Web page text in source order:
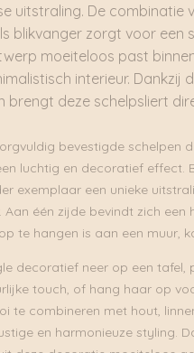
uitstraling. De combinatie
blikvanger zorgt voor een
moeiteloos past
interieur. Dankzij
brengt deze schelpsliert
bevestigde schelpen
luchtig en decoratief effect.
exemplaar een unieke
één zijde bevindt zich een
te hangen is aan een muur,
decoratief neer op een tafel,
touch, of hang haar op
te combineren met hout,
en harmonieuze styling.